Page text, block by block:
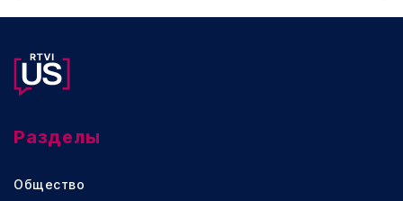
Разделы
Общество